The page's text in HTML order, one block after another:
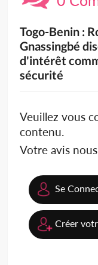
Togo-Benin :
Gnassingbé
d'intérêt
sécurité
Veuillez vous
contenu.
Votre avis
Se
Créer